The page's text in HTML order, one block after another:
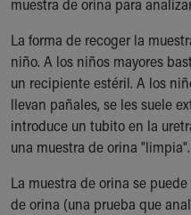
muestra de orina para
La forma de recoger la
niño. A los niños mayores
un recipiente estéril. A los
llevan pañales, se les suele
introduce un tubito en la
una muestra de orina "limpia".
La muestra de orina se
de orina (una prueba que